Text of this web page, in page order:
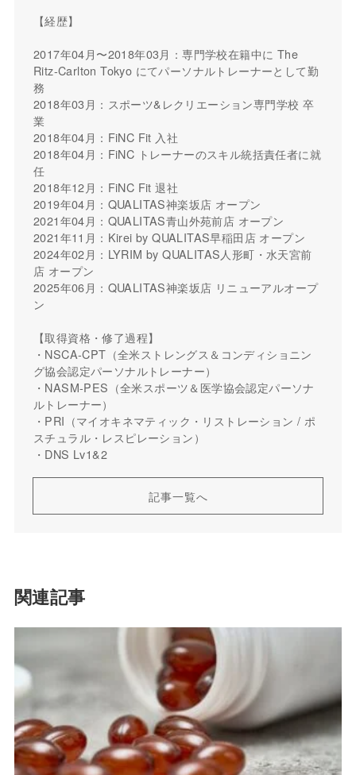
【経歴】
2017年04月〜2018年03月：専門学校在籍中に The
Ritz-Carlton Tokyo にてパーソナルトレーナーとして勤
務
2018年03月：スポーツ&レクリエーション専門学校 卒
業
2018年04月：FiNC Fit 入社
2018年04月：FiNC トレーナーのスキル統括責任者に就
任
2018年12月：FiNC Fit 退社
2019年04月：QUALITAS神楽坂店 オープン
2021年04月：QUALITAS青山外苑前店 オープン
2021年11月：Kirei by QUALITAS早稲田店 オープン
2024年02月：LYRIM by QUALITAS人形町・水天宮前
店 オープン
2025年06月：QUALITAS神楽坂店 リニューアルオープ
ン
【取得資格・修了過程】
・NSCA-CPT（全米ストレングス＆コンディショニン
グ協会認定パーソナルトレーナー）
・NASM-PES（全米スポーツ＆医学協会認定パーソナ
ルトレーナー）
・PRI（マイオキネマティック・リストレーション / ポ
スチュラル・レスピレーション）
・DNS Lv1&2
記事一覧へ
関連記事